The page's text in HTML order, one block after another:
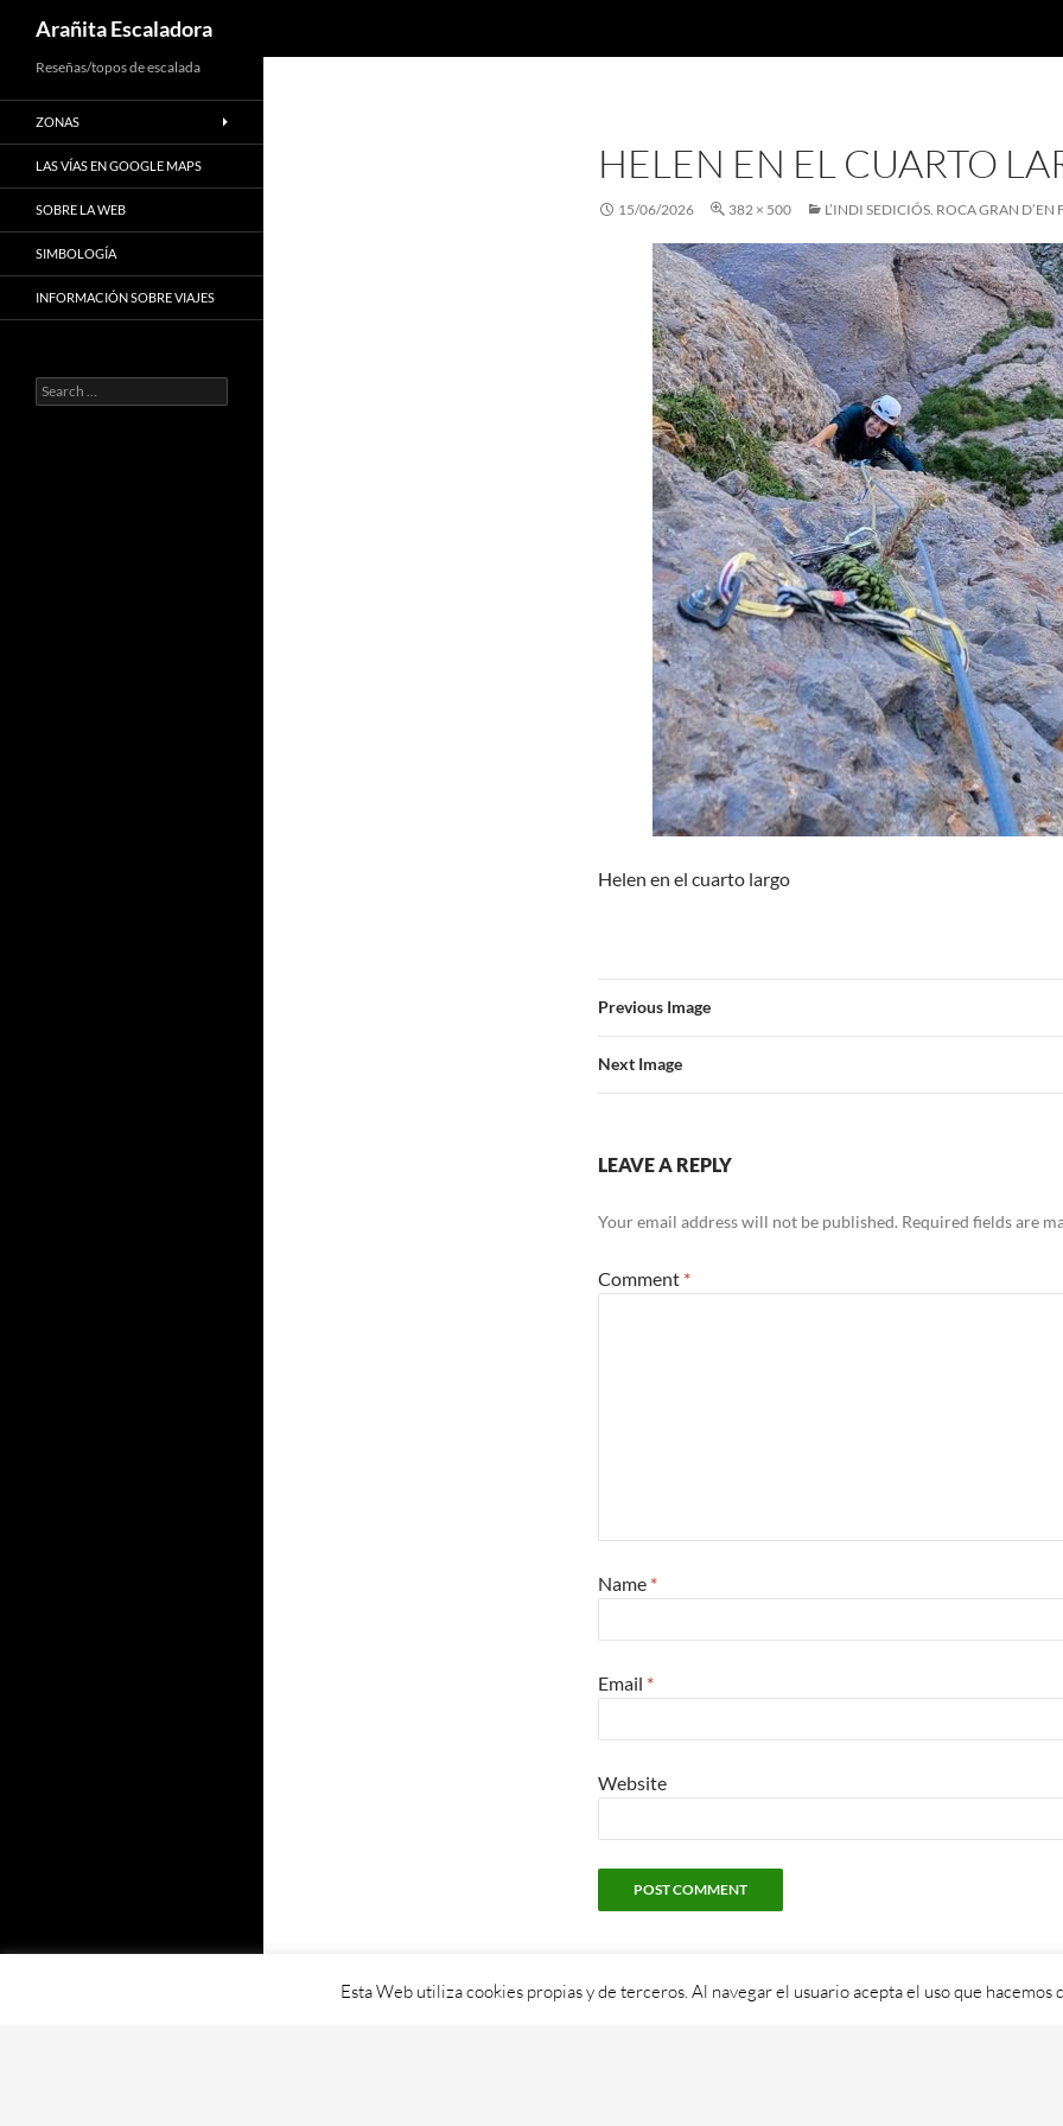
to
content
Arañita Escaladora
HELEN EN EL CUARTO
15/06/2026 382 × 500 L’INDI SEDICIÓS. ROCA GRAN D’EN
Helen en el cuarto largo
Previous Image
Next Image
LEAVE A REPLY
Your email address will not be published. Required fields are
Comment *
Name *
Email *
Website
Reseñas/topos de escalada
ZONAS
LAS VÍAS EN GOOGLE MAPS
SOBRE LA WEB
SIMBOLOGÍA
INFORMACIÓN SOBRE VIAJES
Search
for:
Esta Web utiliza cookies propias y de terceros. Al navegar el usuario acepta el uso que hacemos